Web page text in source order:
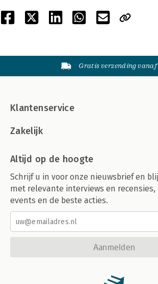
Gratis verzending
Klantenservice
Zakelijk
Altijd op de hoogte
Schrijf u in voor onze nieuwsbrief en
met relevante interviews en
events en de beste acties.
Aanmelden